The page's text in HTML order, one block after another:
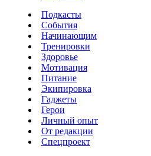
Подкасты
События
Начинающим
Тренировки
Здоровье
Мотивация
Питание
Экипировка
Гаджеты
Герои
Личный опыт
От редакции
Спецпроект